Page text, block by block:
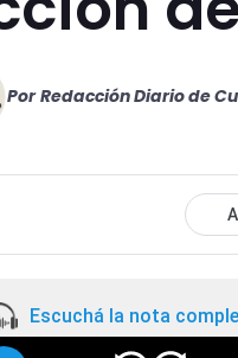
Por Redacción Diario de
Escuchá la nota